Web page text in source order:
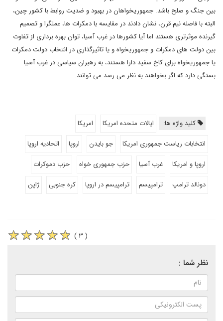
بین جنگ و صلح باشد. جمهوریخواهان در بهبود و ضدیت روابط با کشور چین،
البته با فاصله نیم قرن، نشان دادند در مقایسه با دمکرات ها، عملگرا و تصمیم
گیرنده موثرتری هستند اما آیا کشورها در غرب آسیا، توان بهره برداری از تفاوت
بین دولت های دمکرات و جمهوریخواه و یا تاثیرگذاری در انتخاب دولت دمکرات
یا جمهوریخواه برای کاخ سفید دارا هستند، به رهبران سیاسی در غرب آسیا
بستگی دارد که اگر بخواهند به نظر می رسد می توانند.
کلید واژه ها: ایالات متحده امریکا
امریکا
انتخابات ریاست جمهوری امریکا
جو بایدن اروپا
اتحادیه اروپا
اروپا و امریکا
غرب آسیا حزب جمهوری خواه
حزب دموکرات
دونالد ترامپ
ترامپیسم ترامپیسم در اروپا کره جنوبی ژاپن
( ۳ )
نظر شما :